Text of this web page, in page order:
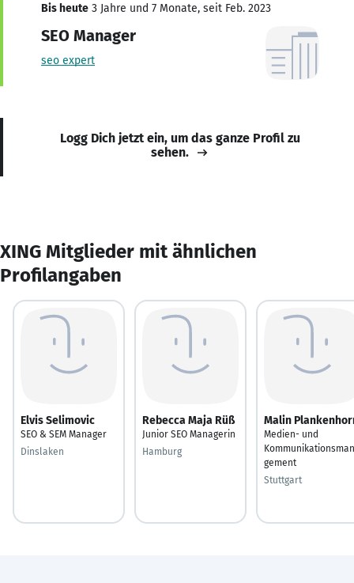
Bis heute 3 Jahre und 7 Monate, seit Feb. 2023
SEO Manager
seo expert
Logg Dich jetzt ein, um das ganze Profil zu
sehen.
XING Mitglieder mit ähnlichen
Profilangaben
Elvis Selimovic
SEO & SEM Manager
Dinslaken
Rebecca Maja Rüß
Junior SEO Managerin
Hamburg
Malin
Medien- und
gement
Stuttgart